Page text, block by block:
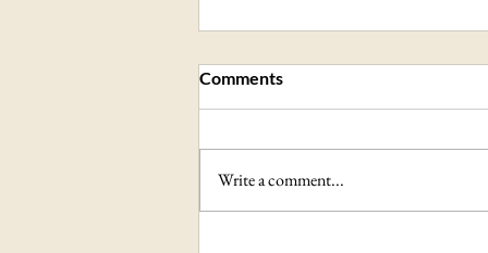
Comments
Write a comment...